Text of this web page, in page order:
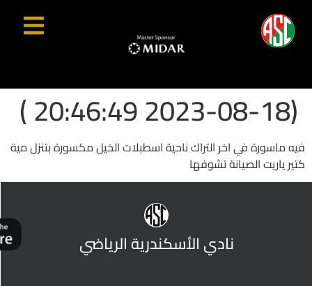
(2023-08-18 20:46:49 )
فيه ماسورة في اخر التراك ناحية اسطبلات الخيل مكسورة بتنزل مية
كتير ياريت الصيانة تشوفها
نادي الأسكندرية الرياضي